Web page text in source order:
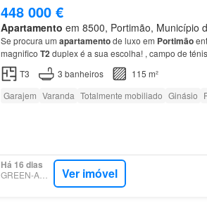
448 000 €
Apartamento em 8500, Portimão, Município
Se procura um apartamentode luxo em Portimão
magnifico T2duplex é a sua escolha! , campo de
dePortimão.…
T3 3 banheiros
115 m²
Garajem Varanda Totalmente mobiliado Ginásio
Há 16 dias
GREEN-ACRES Ver imóvel